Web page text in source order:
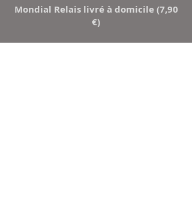
Mondial Relais livré à domicile (7,90
€)
Points Relay (5,50 €)